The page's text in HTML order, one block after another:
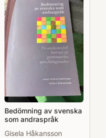
Bedömning av svenska
som andraspråk
Gisela Håkansson